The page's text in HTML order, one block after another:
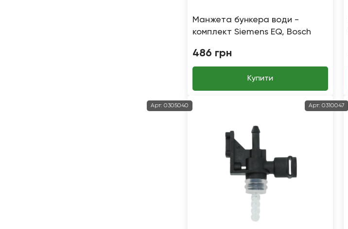
Манжета бункера води -
комплект Siemens EQ, Bosch
486 грн
Купити
Арт: 0305040 Арт: 0310047